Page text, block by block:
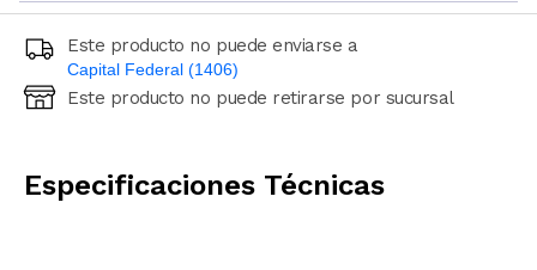
Este producto no puede enviarse a
Capital Federal (1406)
Ingresá código postal (sólo números)
Este producto no puede retirarse por sucursal
Especificaciones Técnicas